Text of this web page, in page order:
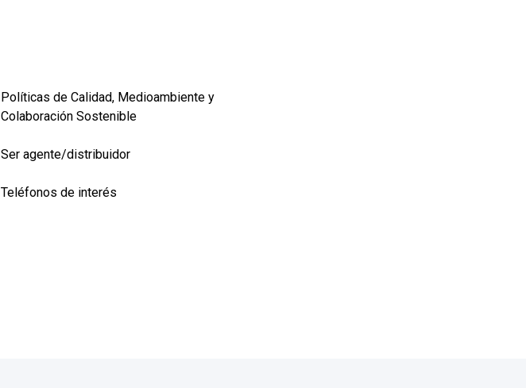
Políticas de Calidad, Medioambiente y
Colaboración Sostenible
Ser agente/distribuidor
Teléfonos de interés